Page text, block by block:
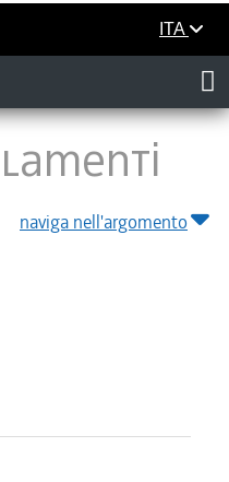
ITA
naviga nell'argomento